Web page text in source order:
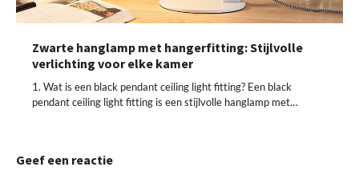
Zwarte hanglamp met hangerfitting: Stijlvolle
verlichting voor elke kamer
1. Wat is een black pendant ceiling light fitting? Een black
pendant ceiling light fitting is een stijlvolle hanglamp met…
Geef een reactie